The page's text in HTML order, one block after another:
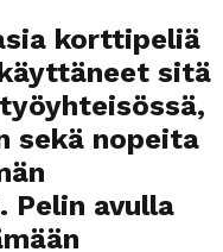
korttipeliä
sitä
sekä nopeita
Pelin avulla